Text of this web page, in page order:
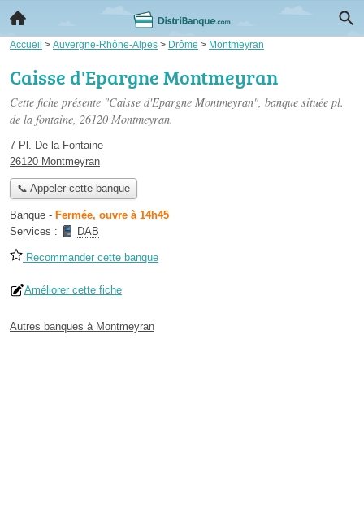
Accueil > Auvergne-Rhône-Alpes > Drôme > Montmeyran
Caisse d'Epargne Montmeyran
Cette fiche présente "Caisse d'Epargne Montmeyran", banque située pl.
de la fontaine, 26120 Montmeyran.
7 Pl. De la Fontaine
26120 Montmeyran
📞 Appeler cette banque
Banque - Fermée, ouvre à 14h45
Services :
DAB
Recommander cette banque
Améliorer cette fiche
Autres banques à Montmeyran